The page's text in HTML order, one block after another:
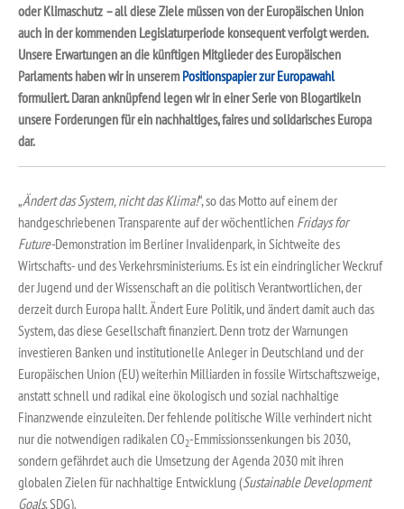
oder Klimaschutz – all diese Ziele müssen von der Europäischen Union
auch in der kommenden Legislaturperiode konsequent verfolgt werden.
Unsere Erwartungen an die künftigen Mitglieder des Europäischen
Parlaments haben wir in unseremPositionspapier zur Europawahl
formuliert. Daran anknüpfend legen wir in einer Serie von Blogartikeln
unsere Forderungen für ein nachhaltiges, faires und solidarisches Europa
dar.
„Ändert das System, nicht das Klima!“, so das Motto auf einem der
handgeschriebenen Transparente auf der wöchentlichen Fridays for
Future-Demonstration im Berliner Invalidenpark, in Sichtweite des
Wirtschafts- und des Verkehrsministeriums. Es ist ein eindringlicher Weckruf
der Jugend und der Wissenschaft an die politisch Verantwortlichen, der
derzeit durch Europa hallt. Ändert Eure Politik, und ändert damit auch das
System, das diese Gesellschaft finanziert. Denn trotz der Warnungen
investieren Banken und institutionelle Anleger in Deutschland und der
Europäischen Union (EU) weiterhin Milliarden in fossile Wirtschaftszweige,
anstatt schnell und radikal eine ökologisch und sozial nachhaltige
Finanzwende einzuleiten. Der fehlende politische Wille verhindert nicht
nur die notwendigen radikalen CO2-Emmissionssenkungen bis 2030,
sondern gefährdet auch die Umsetzung der Agenda 2030 mit ihren
globalen Zielen für nachhaltige Entwicklung (Sustainable Development
Goals, SDG).